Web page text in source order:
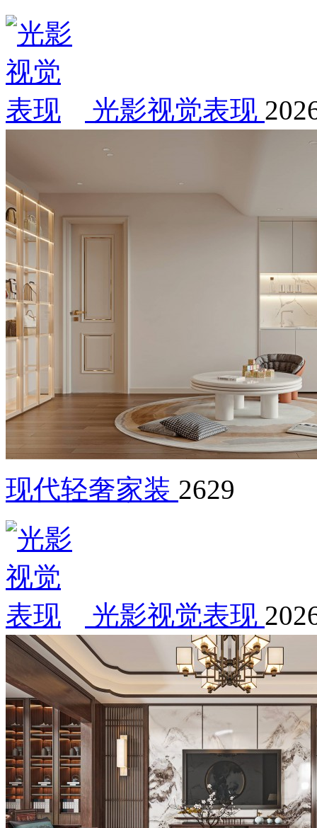
光影视觉表现
现代轻奢家装 2629
光影视觉表现